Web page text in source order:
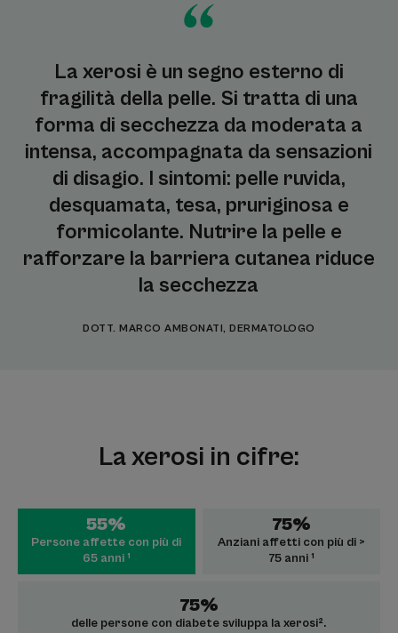
La xerosi è un segno esterno di
fragilità della pelle. Si tratta di una
forma di secchezza da moderata a
intensa, accompagnata da sensazioni
di disagio. I sintomi: pelle ruvida,
desquamata, tesa, pruriginosa e
formicolante. Nutrire la pelle e
rafforzare la barriera cutanea riduce
la secchezza
DOTT. MARCO AMBONATI, DERMATOLOGO
La xerosi in cifre:
55%
Persone affette con più di
65 anni ¹
75%
Anziani affetti con più di >
75 anni ¹
75%
delle persone con diabete sviluppa la xerosi².